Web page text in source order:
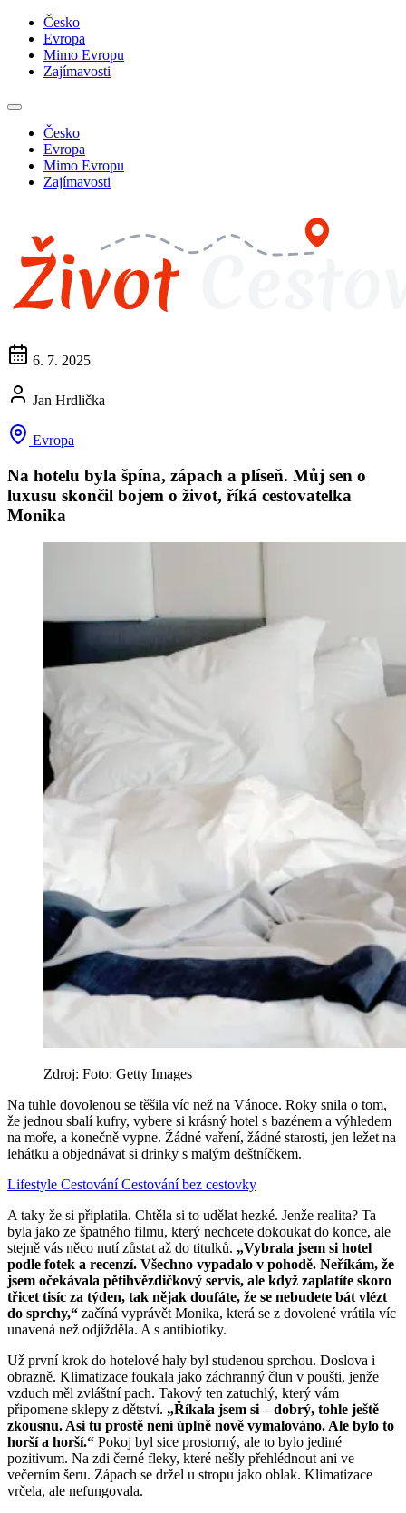
Česko
Evropa
Mimo Evropu
Zajímavosti
Česko
Evropa
Mimo Evropu
Zajímavosti
6. 7. 2025
Jan Hrdlička
Evropa
Na hotelu byla špína, zápach a plíseň. Můj sen o
luxusu skončil bojem o život, říká cestovatelka
Monika
Zdroj: Foto: Getty Images
Na tuhle dovolenou se těšila víc než na Vánoce. Roky snila o tom,
že jednou sbalí kufry, vybere si krásný hotel s bazénem a výhledem
na moře, a konečně vypne. Žádné vaření, žádné starosti, jen ležet na
lehátku a objednávat si drinky s malým deštníčkem.
Lifestyle CestováníCestování bez cestovky
A taky že si připlatila. Chtěla si to udělat hezké. Jenže realita? Ta
byla jako ze špatného filmu, který nechcete dokoukat do konce, ale
stejně vás něco nutí zůstat až do titulků. „Vybrala jsem si hotel
podle fotek a recenzí. Všechno vypadalo v pohodě. Neříkám, že
jsem očekávala pětihvězdičkový servis, ale když zaplatíte skoro
třicet tisíc za týden, tak nějak doufáte, že se nebudete bát vlézt
do sprchy,“ začíná vyprávět Monika, která se z dovolené vrátila víc
unavená než odjížděla. A s antibiotiky.
Už první krok do hotelové haly byl studenou sprchou. Doslova i
obrazně. Klimatizace foukala jako záchranný člun v poušti, jenže
vzduch měl zvláštní pach. Takový ten zatuchlý, který vám
připomene sklepy z dětství. „Říkala jsem si – dobrý, tohle ještě
zkousnu. Asi tu prostě není úplně nově vymalováno. Ale bylo to
horší a horší.“ Pokoj byl sice prostorný, ale to bylo jediné
pozitivum. Na zdi černé fleky, které nešly přehlédnout ani ve
večerním šeru. Zápach se držel u stropu jako oblak. Klimatizace
vrčela, ale nefungovala.